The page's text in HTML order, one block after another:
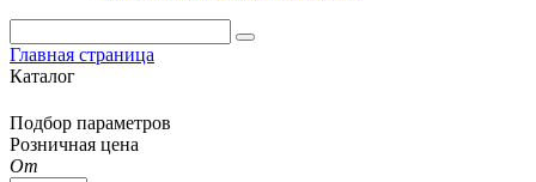
Главная страница
Каталог
Подбор параметров
Розничная цена
От